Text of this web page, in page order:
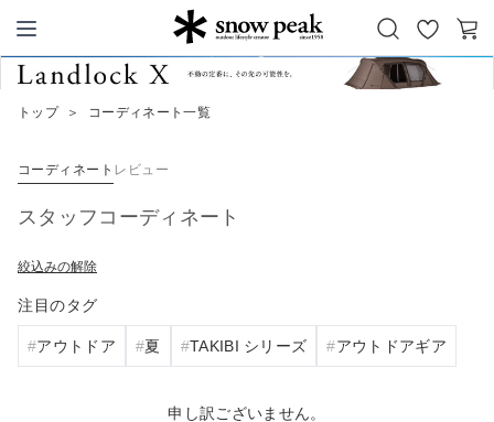
Snow Peak
お
気
カ
トップ ＞ コーディネート一覧
コーディネート レビュー
スタッフコーディネート
絞込みの解除
注目のタグ
アウトドア 夏 TAKIBI シリーズ アウトドアギア
申し訳ございません。